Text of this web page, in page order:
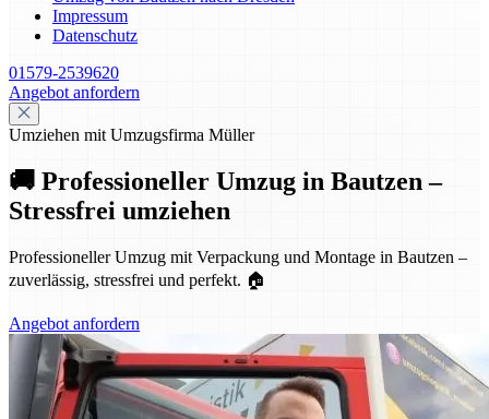
Impressum
Datenschutz
01579-2539620
Angebot anfordern
Umziehen mit Umzugsfirma Müller
🚚 Professioneller Umzug in Bautzen –
Stressfrei umziehen
Professioneller Umzug mit Verpackung und Montage in Bautzen –
zuverlässig, stressfrei und perfekt. 🏠
Angebot anfordern